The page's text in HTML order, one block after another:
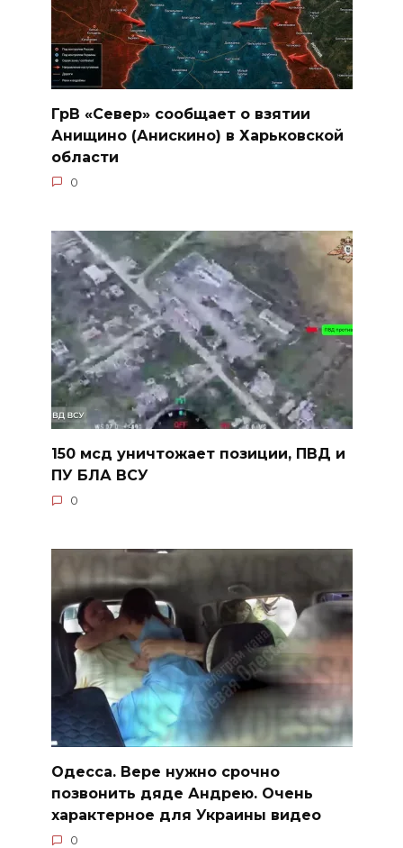
ГрВ «Север» сообщает о взятии
Анищино (Анискино) в Харьковской
области
0
150 мсд уничтожает позиции, ПВД и
ПУ БЛА ВСУ
0
Одесса. Вере нужно срочно
позвонить дяде Андрею. Очень
характерное для Украины видео
0